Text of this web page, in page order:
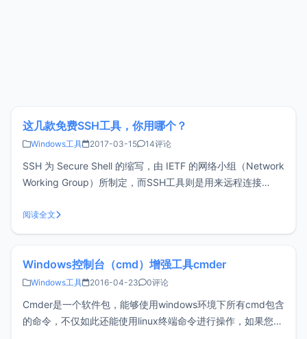
这几款免费SSH工具，你用哪个？
Windows工具 2017-03-15 14评论
SSH 为 Secure Shell 的缩写，由 IETF 的网络小组（Network
Working Group）所制定，而SSH工具则是用来远程连接
供大家参考。PuttyPuTTY是一个Telnet、SSH、rlogin、纯
TCP以及串
阅读全文
Windows控制台（cmd）增强工具cmder
Windows工具 2016-04-23 0评论
Cmder是一个软件包，能够使用windows环境下所有cmd包含
的命令，不仅如此还能使用linux终端命令进行操作，如果您是